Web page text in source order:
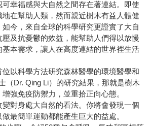
幸福感與大自然之間存在著連結。即使
在幫助人類，然而親近樹木有益人體健
今，來自全球的科學研究更證實了大自
及抗憂鬱的效益，能幫助人們得以放慢
本需求，讓人在高度連結的世界裡生活
以科學方法研究森林醫學的環境醫學和
（Dr. Qing Li）的研究結果，那就是樹木
強免疫防禦力，並重拾正向心態。
對身處大自然的看法。你將會發現一個
最簡單運動都能產生巨大的益處。